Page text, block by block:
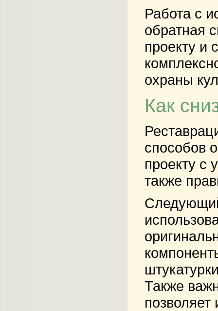
Работа с
обратная
проекту и
охраны
Как
способов
проекту с
также
Также